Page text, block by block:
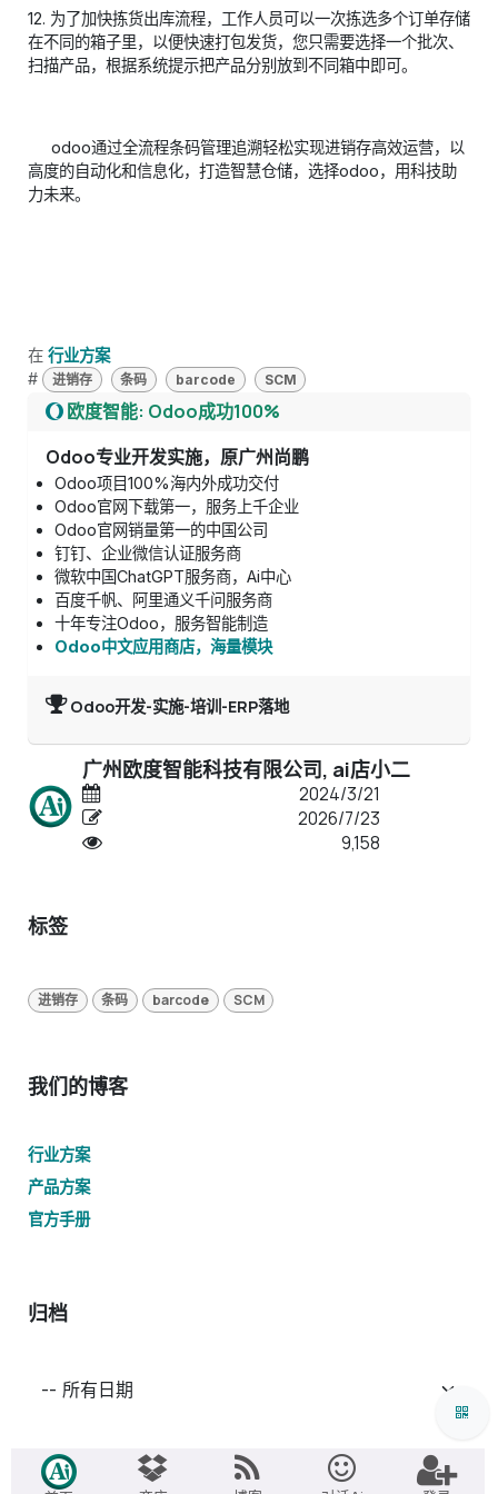
12. 为了加快拣货出库流程，工作人员可以一次拣选多个订单存储
在不同的箱子里，以便快速打包发货，您只需要选择一个批次、
扫描产品，根据系统提示把产品分别放到不同箱中即可。
​ ​odoo通过全流程条码管理追溯轻松实现进销存高效运营，以
高度的自动化和信息化，打造智慧仓储，选择odoo，用科技助
力未来。
在 行业方案
#
进销存 条码 barcode SCM
欧度智能: Odoo成功100%
Odoo专业开发实施，原广州尚鹏
Odoo项目100%海内外成功交付
Odoo官网下载第一，服务上千企业
Odoo官网销量第一的中国公司
钉钉、企业微信认证服务商
微软中国ChatGPT服务商，Ai中心
百度千帆、阿里通义千问服务商
十年专注Odoo，服务智能制造
Odoo中文应用商店，海量模块
Odoo开发-实施-培训-ERP落地
广州欧度智能科技有限公司, ai店小二
2024/3/21
2026/7/23
9,158
标签
进销存 条码 barcode SCM
我们的博客
行业方案
产品方案
官方手册
归档